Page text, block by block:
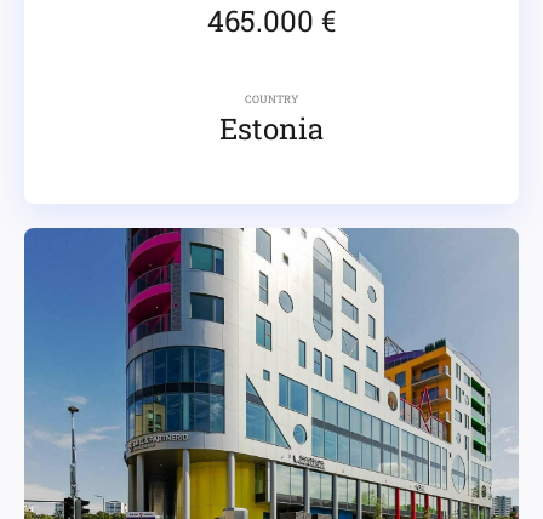
465.000 €
COUNTRY
Estonia